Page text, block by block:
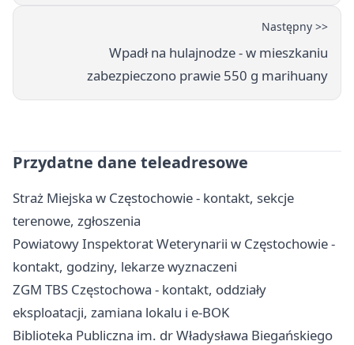
Następny >>
Wpadł na hulajnodze - w mieszkaniu
zabezpieczono prawie 550 g marihuany
Przydatne dane teleadresowe
Straż Miejska w Częstochowie - kontakt, sekcje
terenowe, zgłoszenia
Powiatowy Inspektorat Weterynarii w Częstochowie -
kontakt, godziny, lekarze wyznaczeni
ZGM TBS Częstochowa - kontakt, oddziały
eksploatacji, zamiana lokalu i e-BOK
Biblioteka Publiczna im. dr Władysława Biegańskiego